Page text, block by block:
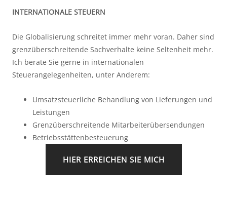
INTERNATIONALE STEUERN
Die Globalisierung schreitet immer mehr voran. Daher sind
grenzüberschreitende Sachverhalte keine Seltenheit mehr.
Ich berate Sie gerne in internationalen
Steuerangelegenheiten, unter Anderem:
Umsatzsteuerliche Behandlung von Lieferungen und
Leistungen
Grenzüberschreitende Mitarbeiterübersendungen
Betriebsstättenbesteuerung
HIER ERREICHEN SIE MICH